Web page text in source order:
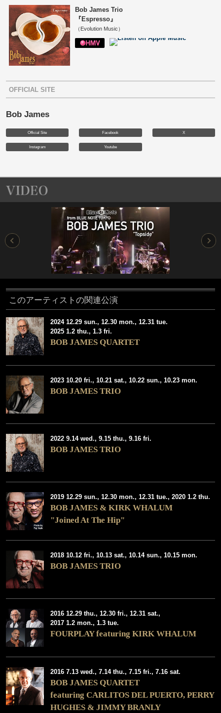
Bob James Trio
『Espresso』
（Evolution Music）
OFFICIAL SITE
Bob James
Official Site Facebook X
Instagram Youtube
このアーティストの関連公演
2024 12.29 sun., 12.30 mon., 12.31 tue.
2025 1.2 thu., 1.3 fri.
BOB JAMES QUARTET
2023 10.20 fri., 10.21 sat., 10.22 sun., 10.23 mon.
BOB JAMES TRIO
2022 9.14 wed., 9.15 thu., 9.16 fri.
BOB JAMES TRIO
2019 12.29 sun., 12.30 mon., 12.31 tue., 2020 1.2 thu.
BOB JAMES & KIRK WHALUM
"Joined At The Hip"
2018 10.12 fri., 10.13 sat., 10.14 sun., 10.15 mon.
BOB JAMES TRIO
2016 12.29 thu., 12.30 fri., 12.31 sat.,
2017 1.2 mon., 1.3 tue.
FOURPLAY featuring KIRK WHALUM
2016 7.13 wed., 7.14 thu., 7.15 fri., 7.16 sat.
BOB JAMES QUARTET
featuring CARLITOS DEL PUERTO, PERRY
HUGHES & JIMMY BRANLY